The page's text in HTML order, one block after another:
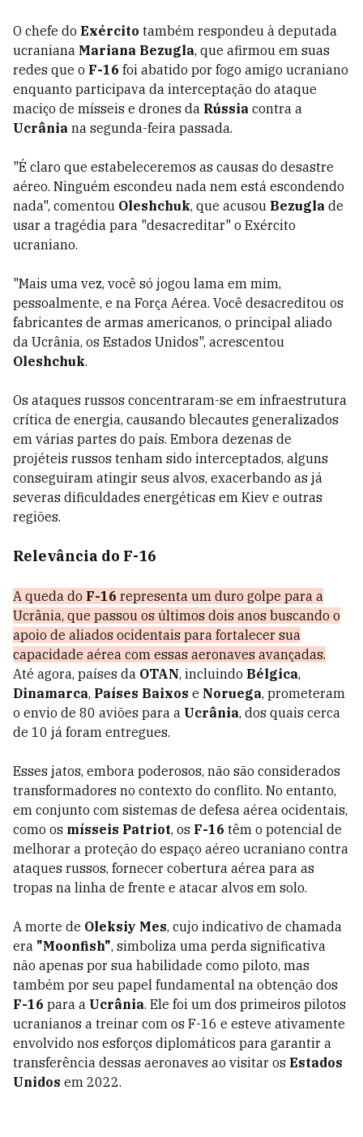
O chefe do Exército também respondeu à deputada
ucraniana Mariana Bezugla, que afirmou em suas
redes que o F-16 foi abatido por fogo amigo ucraniano
enquanto participava da interceptação do ataque
maciço de mísseis e drones da Rússia contra a
Ucrânia na segunda-feira passada.
"É claro que estabeleceremos as causas do desastre
aéreo. Ninguém escondeu nada nem está escondendo
nada", comentou Oleshchuk, que acusou Bezugla de
usar a tragédia para "desacreditar" o Exército
ucraniano.
"Mais uma vez, você só jogou lama em mim,
pessoalmente, e na Força Aérea. Você desacreditou os
fabricantes de armas americanos, o principal aliado
da Ucrânia, os Estados Unidos", acrescentou
Oleshchuk.
Os ataques russos concentraram-se em infraestrutura
crítica de energia, causando blecautes generalizados
em várias partes do país. Embora dezenas de
projéteis russos tenham sido interceptados, alguns
conseguiram atingir seus alvos, exacerbando as já
severas dificuldades energéticas em Kiev e outras
regiões.
Relevância do F-16
A queda do F-16 representa um duro golpe para a
Ucrânia, que passou os últimos dois anos buscando o
apoio de aliados ocidentais para fortalecer sua
capacidade aérea com essas aeronaves avançadas.
Até agora, países da OTAN, incluindo Bélgica,
Dinamarca, Países Baixos e Noruega, prometeram
o envio de 80 aviões para a Ucrânia, dos quais cerca
de 10 já foram entregues.
Esses jatos, embora poderosos, não são considerados
transformadores no contexto do conflito. No entanto,
em conjunto com sistemas de defesa aérea ocidentais,
como os mísseis Patriot, os F-16 têm o potencial de
melhorar a proteção do espaço aéreo ucraniano contra
ataques russos, fornecer cobertura aérea para as
tropas na linha de frente e atacar alvos em solo.
A morte de Oleksiy Mes, cujo indicativo de chamada
era "Moonfish", simboliza uma perda significativa
não apenas por sua habilidade como piloto, mas
também por seu papel fundamental na obtenção dos
F-16 para a Ucrânia. Ele foi um dos primeiros pilotos
ucranianos a treinar com os F-16 e esteve ativamente
envolvido nos esforços diplomáticos para garantir a
transferência dessas aeronaves ao visitar os Estados
Unidos em 2022.